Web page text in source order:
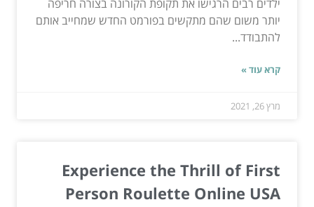
ילדים רבים הרגישו את תקופת הקורונה בצורה חריפה
יותר משום שהם מתקשים בפורמט החדש שמחייב אותם
להתבודד...
קרא עוד »
מרץ 26, 2021
Experience the Thrill of First
Person Roulette Online USA